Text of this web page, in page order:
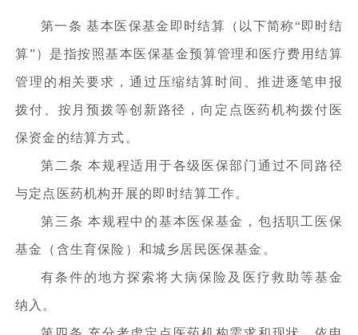
第一条 基本医保基金即时结算（以下简称“即时结
算”）是指按照基本医保基金预算管理和医疗费用结算
管理的相关要求，通过压缩结算时间、推进逐笔申报
拨付、按月预拨等创新路径，向定点医药机构拨付医
保资金的结算方式。
第二条 本规程适用于各级医保部门通过不同路径
与定点医药机构开展的即时结算工作。
第三条 本规程中的基本医保基金，包括职工医保
基金（含生育保险）和城乡居民医保基金。
有条件的地方探索将大病保险及医疗救助等基金
纳入。